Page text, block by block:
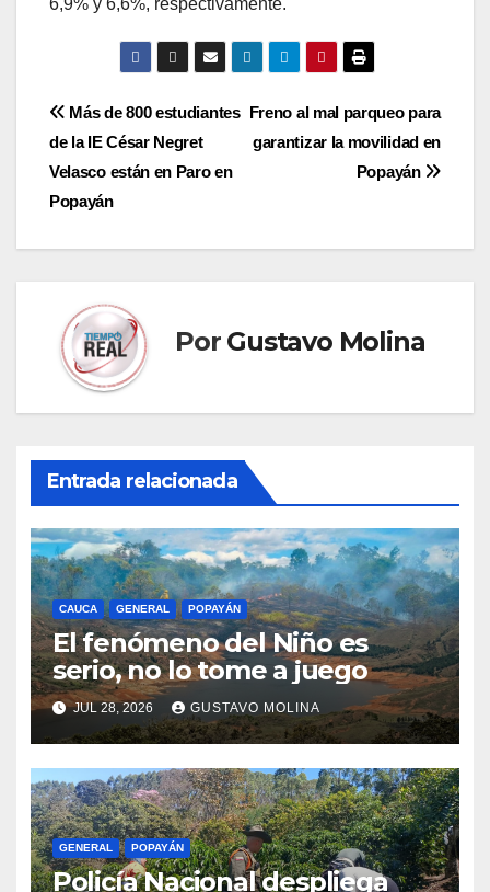
Navegación
de
entradas
Freno al mal parqueo para
garantizar la movilidad en
Popayán
Más de 800 estudiantes
de la IE César Negret
Velasco están en Paro en
Popayán
Por Gustavo Molina
Entrada relacionada
CAUCA GENERAL POPAYÁN
El fenómeno del Niño es
serio, no lo tome a juego
JUL 28, 2026 GUSTAVO MOLINA
GENERAL POPAYÁN
Policía Nacional despliega